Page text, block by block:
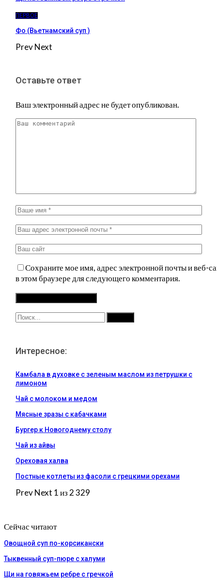
ПЕРВОЕ
Фо (Вьетнамский суп )
PrevNext
Оставьте ответ
Ваш электронный адрес не будет опубликован.
Сохраните мое имя, адрес электронной почты и веб-
в этом браузере для следующего комментария.
Интересное:
Камбала в духовке с зеленым маслом из петрушки с
лимоном
Чай с молоком и медом
Мясные зразы с кабачками
Бургер к Новогоднему столу
Чай из айвы
Ореховая халва
Постные котлеты из фасоли с грецкими орехами
PrevNext 1 из 2 329
Сейчас читают
Овощной суп по-корсикански
Тыквенный суп-пюре с халуми
Щи на говяжьем ребре с гречкой